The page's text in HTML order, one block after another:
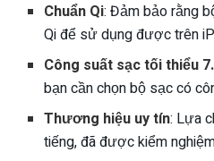
Chuẩn Qi: Đảm bảo rằng
Qi để sử dụng được trên
Công suất sạc tối thiểu
bạn cần chọn bộ sạc có
Thương hiệu uy tín: Lựa
tiếng, đã được kiểm